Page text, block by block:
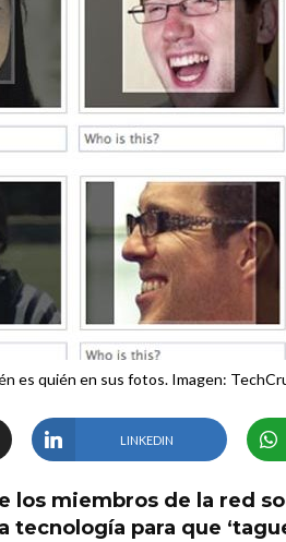
es quién en sus fotos. Imagen:
LINKEDIN
los miembros de la red
para que